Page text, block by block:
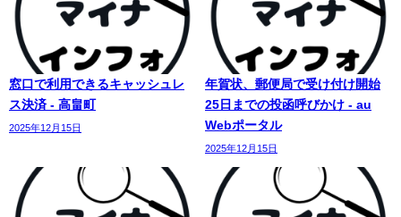
窓口で利用できるキャッシュレ
ス決済 - 高畠町
2025年12月15日
年賀状、郵便局で受け付け開始
25日までの投函呼びかけ - au
Webポータル
2025年12月15日